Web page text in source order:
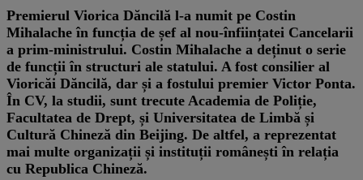
Premierul Viorica Dăncilă l-a numit pe Costin
Mihalache în funcția de șef al nou-înființatei Cancelarii
a prim-ministrului. Costin Mihalache a deținut o serie
de funcții în structuri ale statului. A fost consilier al
Vioricăi Dăncilă, dar și a fostului premier Victor Ponta.
În CV, la studii, sunt trecute Academia de Poliție,
Facultatea de Drept, și Universitatea de Limbă și
Cultură Chineză din Beijing. De altfel, a reprezentat
mai multe organizații și instituții românești în relația
cu Republica Chineză.